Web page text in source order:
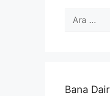
için
Bana Dair